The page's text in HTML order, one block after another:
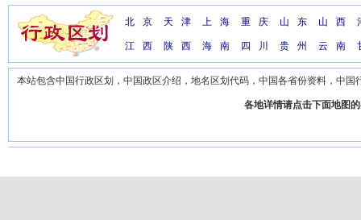
北京 天津 上海 重庆 山东 山西
江西 陕西 海南 四川 贵州 云南
本站包含中国行政区划，中国政区介绍，地名区划代码，中国各省份资料，中
各地详情请点击下面地图